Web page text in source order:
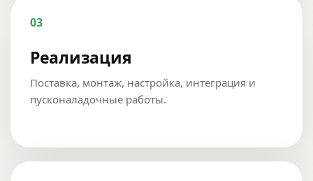
03
Реализация
Поставка, монтаж, настройка, интеграция и
пусконаладочные работы.